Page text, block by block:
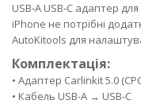
USB‑A USB‑C адаптер
iPhone не потрібні
AutoKitools для
Комплектація:
• Адаптер Carlinkit 5.0
• Кабель USB-A → USB-C